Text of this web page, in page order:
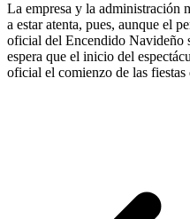
La empresa y la administración
a estar atenta, pues, aunque el
oficial del Encendido Navideño
espera que el inicio del
oficial el comienzo de las fiestas